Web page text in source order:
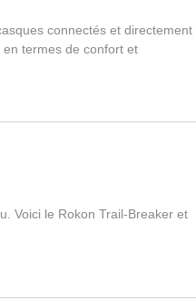
connectés et directement
termes de confort et
Voici le Rokon Trail-Breaker et